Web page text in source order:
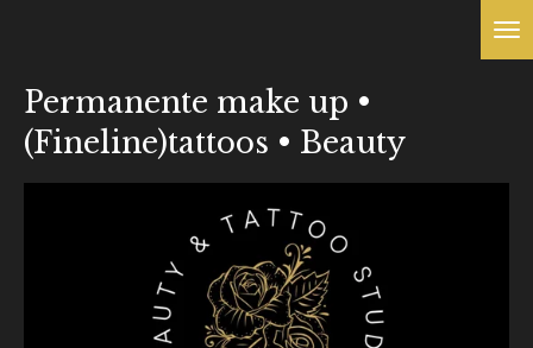
naar
de
hoofdinhoud
Permanente make up •
(Fineline)tattoos • Beauty